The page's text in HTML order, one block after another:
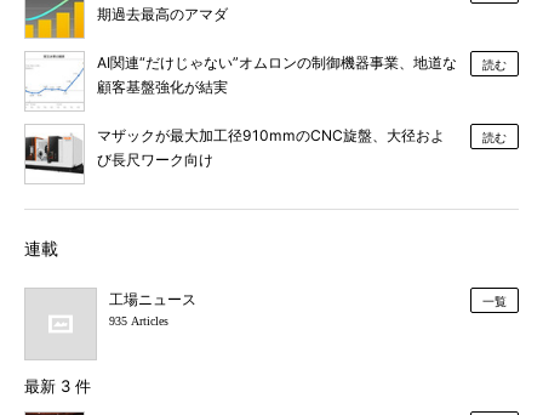
期過去最高のアマダ
AI関連“だけじゃない”オムロンの制御機器事業、地道な
顧客基盤強化が結実
読む
マザックが最大加工径910mmのCNC旋盤、大径およ
び長尺ワーク向け
読む
連載
工場ニュース
935 Articles
一覧
最新 3 件